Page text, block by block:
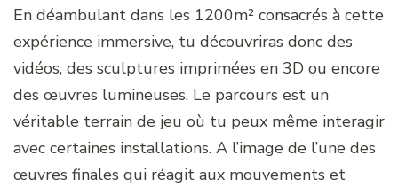
En déambulant dans les 1200m² consacrés à cette
expérience immersive, tu découvriras donc des
vidéos, des sculptures imprimées en 3D ou encore
des œuvres lumineuses. Le parcours est un
véritable terrain de jeu où tu peux même interagir
avec certaines installations. A l’image de l’une des
œuvres finales qui réagit aux mouvements et